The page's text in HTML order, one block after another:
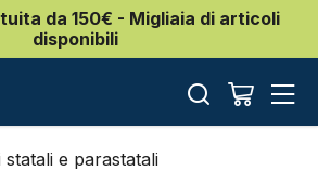
da 150€ - Migliaia di articoli
disponibili
e parastatali